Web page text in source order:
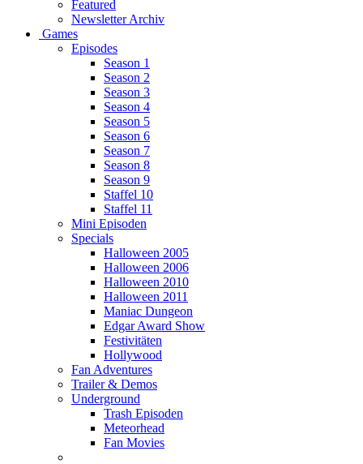
Featured
Newsletter Archiv
Games
Episodes
Season 1
Season 2
Season 3
Season 4
Season 5
Season 6
Season 7
Season 8
Season 9
Staffel 10
Staffel 11
Mini Episoden
Specials
Halloween 2005
Halloween 2006
Halloween 2010
Halloween 2011
Maniac Dungeon
Edgar Award Show
Festivitäten
Hollywood
Fan Adventures
Trailer & Demos
Underground
Trash Episoden
Meteorhead
Fan Movies